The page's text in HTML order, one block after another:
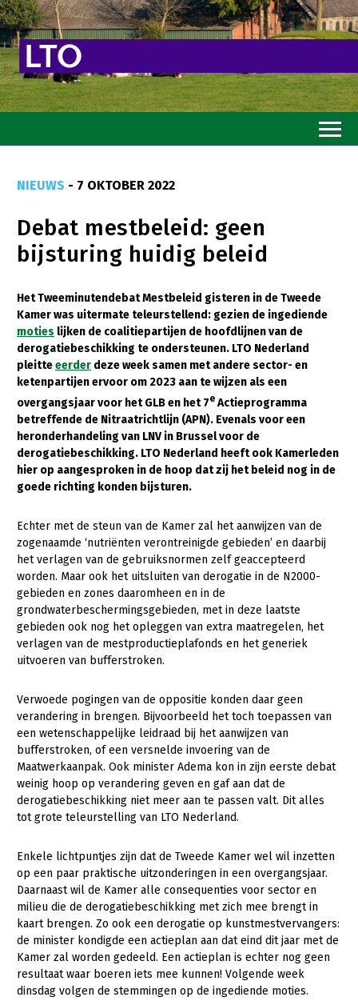
Goed eten
Mooi groen
Sterk ondernemerschap
Transitiepaden
Thema’s
Gezonde planten
Gezonde dieren
Natuur, klimaat en energie
Bodem en water
Mens, ondernemerschap en onderwijs
Internationaal
Sectoren
Dier
Biologische Landbouw
Kalverhouderij
Konijnenhouderij
Melkveehouderij
Paardenhouderij
Pluimveehouderij
Schapenhouderij
Varkenshouderij
Vleesveehouderij
Plant
Biologische Landbouw
Bollenteelt
Bomen, vaste planten en zomerbloemen
Fruitteelt
Paddenstoelen
Vollegrondsgroente
Multifunctioneel
Vrouw en Bedrijf
Onderwerpen
Nieuws
Nieuwsabonnement
Webinars
Over LTO
LTO Nederland
Mensen
Bestuur en Directie
Medewerkers
Vakgroepbestuurders
Jaarverslag 2023
Vacatures
Pers
NIEUWS - 7 OKTOBER 2022
Debat mestbeleid: geen
bijsturing huidig beleid
Het Tweeminutendebat Mestbeleid gisteren in de Tweede
Kamer was uitermate teleurstellend: gezien de ingediende
moties lijken de coalitiepartijen de hoofdlijnen van de
derogatiebeschikking te ondersteunen. LTO Nederland
pleitteeerder deze week samen met andere sector- en
ketenpartijen ervoor om 2023 aan te wijzen als een
overgangsjaar voor het GLB en het 7e Actieprogramma
betreffende de Nitraatrichtlijn (APN). Evenals voor een
heronderhandeling van LNV in Brussel voor de
derogatiebeschikking. LTO Nederland heeft ook Kamerleden
hier op aangesproken in de hoop dat zij het beleid nog in de
goede richting konden bijsturen.
Echter met de steun van de Kamer zal het aanwijzen van de
zogenaamde ‘nutriënten verontreinigde gebieden’ en daarbij
het verlagen van de gebruiksnormen zelf geaccepteerd
worden. Maar ook het uitsluiten van derogatie in de N2000-
gebieden en zones daaromheen en in de
grondwaterbeschermingsgebieden, met in deze laatste
gebieden ook nog het opleggen van extra maatregelen, het
verlagen van de mestproductieplafonds en het generiek
uitvoeren van bufferstroken.
Verwoede pogingen van de oppositie konden daar geen
verandering in brengen. Bijvoorbeeld het toch toepassen van
een wetenschappelijke leidraad bij het aanwijzen van
bufferstroken, of een versnelde invoering van de
Maatwerkaanpak. Ook minister Adema kon in zijn eerste debat
weinig hoop op verandering geven en gaf aan dat de
derogatiebeschikking niet meer aan te passen valt. Dit alles
tot grote teleurstelling van LTO Nederland.
Enkele lichtpuntjes zijn dat de Tweede Kamer wel wil inzetten
op een paar praktische uitzonderingen in een overgangsjaar.
Daarnaast wil de Kamer alle consequenties voor sector en
milieu die de derogatiebeschikking met zich mee brengt in
kaart brengen. Zo ook een derogatie op kunstmestvervangers:
de minister kondigde een actieplan aan dat eind dit jaar met de
Kamer zal worden gedeeld. Een actieplan is echter nog geen
resultaat waar boeren iets mee kunnen! Volgende week
dinsdag volgen de stemmingen op de ingediende moties.